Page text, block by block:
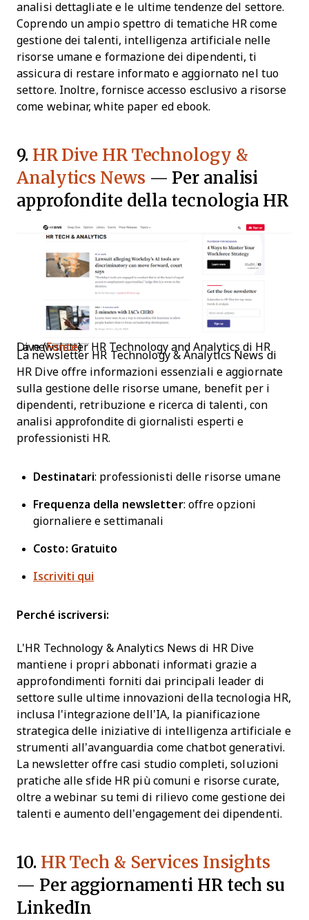
analisi dettagliate e le ultime tendenze del settore.
Coprendo un ampio spettro di tematiche HR come
gestione dei talenti, intelligenza artificiale nelle
risorse umane e formazione dei dipendenti, ti
assicura di restare informato e aggiornato nel tuo
settore. Inoltre, fornisce accesso esclusivo a risorse
come webinar, white paper ed ebook.
9. HR Dive HR Technology &
Analytics News — Per analisi
approfondite della tecnologia HR
La newsletter HR Technology and Analytics di HR Dive (Fonte)
La newsletter HR Technology & Analytics News di
HR Dive offre informazioni essenziali e aggiornate
sulla gestione delle risorse umane, benefit per i
dipendenti, retribuzione e ricerca di talenti, con
analisi approfondite di giornalisti esperti e
professionisti HR.
Destinatari: professionisti delle risorse umane
Frequenza della newsletter: offre opzioni
giornaliere e settimanali
Costo: Gratuito
Iscriviti qui
Perché iscriversi:
L'HR Technology & Analytics News di HR Dive
mantiene i propri abbonati informati grazie a
approfondimenti forniti dai principali leader di
settore sulle ultime innovazioni della tecnologia HR,
inclusa l'integrazione dell’IA, la pianificazione
strategica delle iniziative di intelligenza artificiale e
strumenti all’avanguardia come chatbot generativi.
La newsletter offre casi studio completi, soluzioni
pratiche alle sfide HR più comuni e risorse curate,
oltre a webinar su temi di rilievo come gestione dei
talenti e aumento dell’engagement dei dipendenti.
10. HR Tech & Services Insights
— Per aggiornamenti HR tech su
LinkedIn